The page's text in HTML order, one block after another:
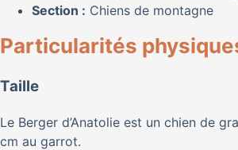
Section : Chiens de montagne
Particularités
Taille
Le Berger d’Anatolie est un chien de
cm au garrot.